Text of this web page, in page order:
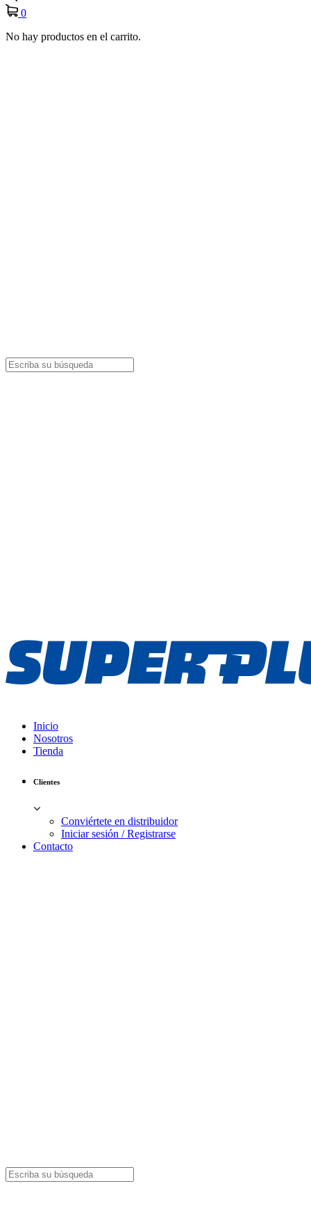
0
No hay productos en el carrito.
Inicio
Nosotros
Tienda
Clientes
Conviértete en distribuidor
Iniciar sesión / Registrarse
Contacto